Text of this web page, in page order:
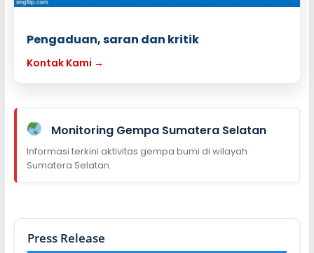
Pengaduan, saran dan kritik
Kontak Kami →
Monitoring Gempa Sumatera Selatan
Informasi terkini aktivitas gempa bumi di wilayah
Sumatera Selatan.
Press Release